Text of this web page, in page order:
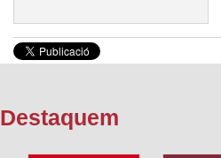
Destaquem